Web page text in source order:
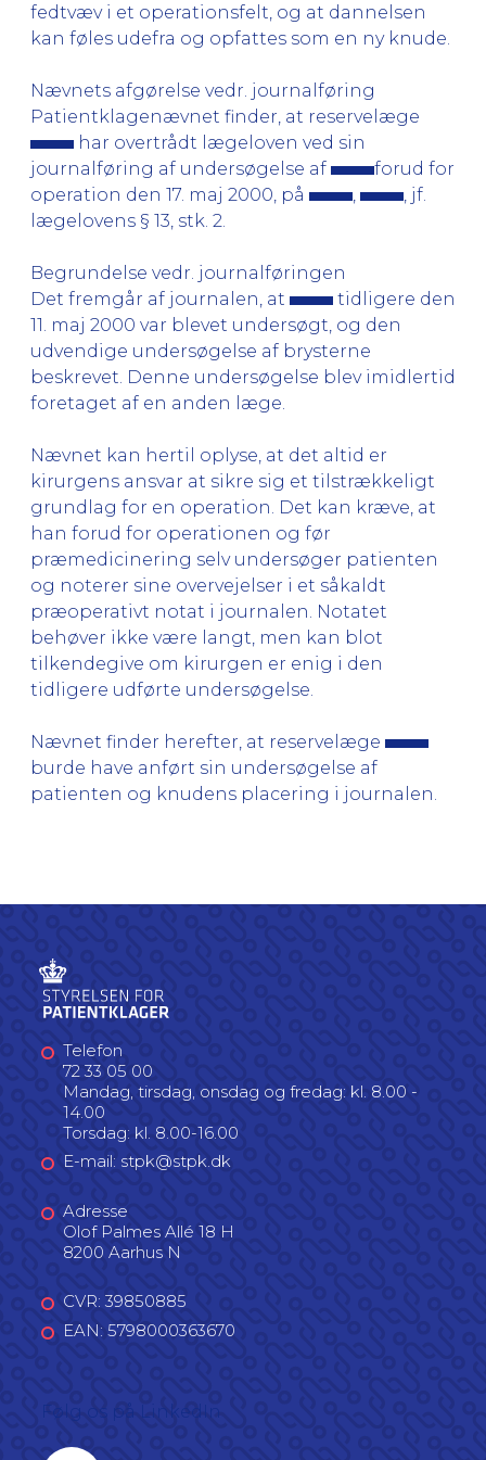
fedtvæv i et operationsfelt, og at dannelsen
kan føles udefra og opfattes som en ny knude.
Nævnets afgørelse vedr. journalføring
Patientklagenævnet finder, at reservelæge
har overtrådt lægeloven ved sin
journalføring af undersøgelse af
forud for
operation den 17. maj 2000, på
, jf.
lægelovens § 13, stk. 2.
Begrundelse vedr. journalføringen
Det fremgår af journalen, at
tidligere den
11. maj 2000 var blevet undersøgt, og den
udvendige undersøgelse af brysterne
beskrevet. Denne undersøgelse blev imidlertid
foretaget af en anden læge.
Nævnet kan hertil oplyse, at det altid er
kirurgens ansvar at sikre sig et tilstrækkeligt
grundlag for en operation. Det kan kræve, at
han forud for operationen og før
præmedicinering selv undersøger patienten
og noterer sine overvejelser i et såkaldt
præoperativt notat i journalen. Notatet
behøver ikke være langt, men kan blot
tilkendegive om kirurgen er enig i den
tidligere udførte undersøgelse.
Nævnet finder herefter, at reservelæge
burde have anført sin undersøgelse af
patienten og knudens placering i journalen.
Telefon
72 33 05 00
Mandag, tirsdag, onsdag og fredag: kl. 8.00 -
14.00
Torsdag: kl. 8.00-16.00
E-mail: stpk@stpk.dk
Adresse
Olof Palmes Allé 18 H
8200 Aarhus N
CVR: 39850885
EAN: 5798000363670
Linkedin profil